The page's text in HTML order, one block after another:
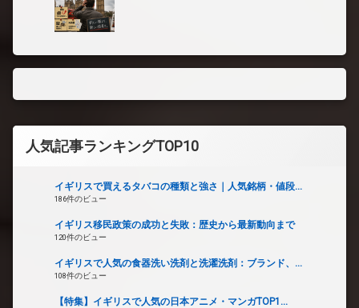
人気記事ランキングTOP10
イギリスで買えるタバコの種類と強さ｜人気銘柄・値段...
186件のビュー
イギリス移民政策の成功と失敗：歴史から最新動向まで
120件のビュー
イギリスで人気の食器洗い洗剤と洗濯洗剤：ブランド、...
108件のビュー
【特集】イギリスで人気の日本アニメ・マンガTOP1...